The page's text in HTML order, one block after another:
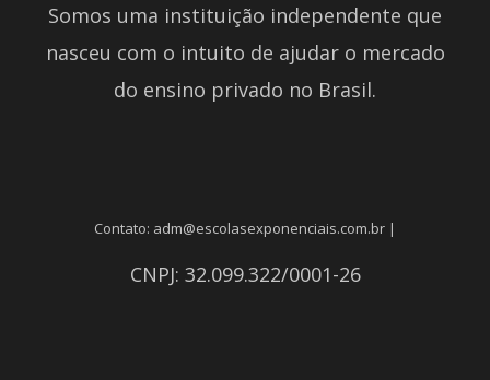
Somos uma instituição independente que
nasceu com o intuito de ajudar o mercado
do ensino privado no Brasil.
Contato: adm@escolasexponenciais.com.br |
CNPJ: 32.099.322/0001-26